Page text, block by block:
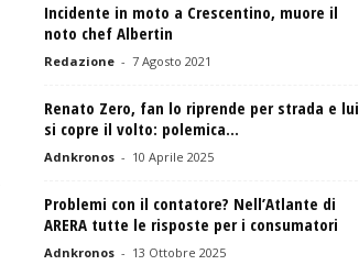
Incidente in moto a Crescentino, muore il
noto chef Albertin
Redazione - 7 Agosto 2021
Renato Zero, fan lo riprende per strada e lui
si copre il volto: polemica...
Adnkronos - 10 Aprile 2025
Problemi con il contatore? Nell’Atlante di
ARERA tutte le risposte per i consumatori
Adnkronos - 13 Ottobre 2025